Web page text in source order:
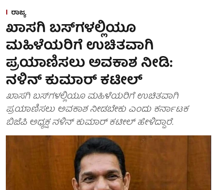
ರಾಜ್ಯ
ಖಾಸಗಿ ಬಸ್‌ಗಳಲ್ಲಿಯೂ
ಮಹಿಳೆಯರಿಗೆ ಉಚಿತವಾಗಿ
ಪ್ರಯಾಣಿಸಲು ಅವಕಾಶ ನೀಡಿ:
ನಳಿನ್ ಕುಮಾರ್ ಕಟೀಲ್
ಖಾಸಗಿ ಬಸ್‌ಗಳಲ್ಲಿಯೂ ಮಹಿಳೆಯರಿಗೆ ಉಚಿತವಾಗಿ
ಪ್ರಯಾಣಿಸಲು ಅವಕಾಶ ನೀಡಬೇಕು ಎಂದು ಕರ್ನಾಟಕ
ಬಿಜೆಪಿ ಅಧ್ಯಕ್ಷ ನಳಿನ್ ಕುಮಾರ್ ಕಟೀಲ್ ಹೇಳಿದ್ದಾರೆ.